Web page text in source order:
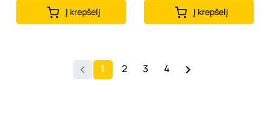
Į krepšelį Į krepšelį
1 2 3 4